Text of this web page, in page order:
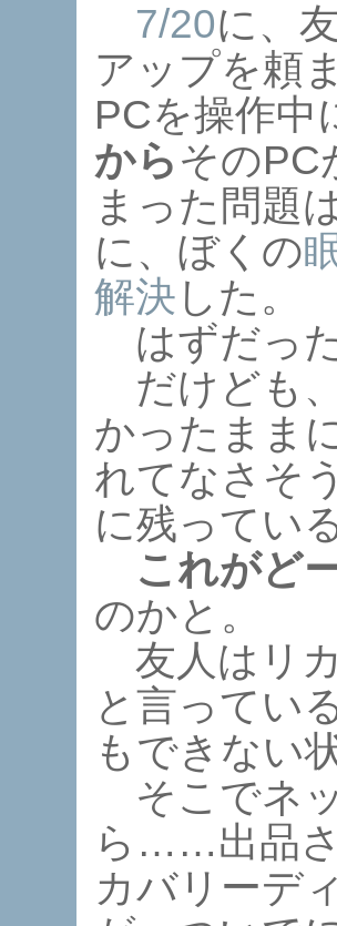
7/20に、
アップを頼
PCを操作中
からそのPC
まった問題
に、ぼくの
解決 した。
はずだった
だけども
かったまま
れてなさそ
に残っている
これがど
のかと。
友人はリ
と言ってい
もできない
そこでネ
ら……出品さ
カバリーデ